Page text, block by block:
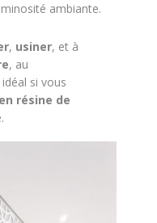
ambiante.
, usiner, et à
, au
si vous
résine de